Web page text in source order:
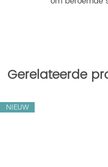
Gerelateerde
NIEUW